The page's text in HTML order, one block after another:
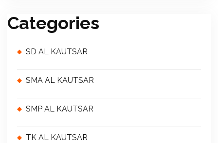
Categories
SD AL KAUTSAR
SMA AL KAUTSAR
SMP AL KAUTSAR
TK AL KAUTSAR